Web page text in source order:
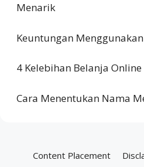
Menarik
Keuntungan
4 Kelebihan Belanja Online
Cara Menentukan Nama
Content Placement